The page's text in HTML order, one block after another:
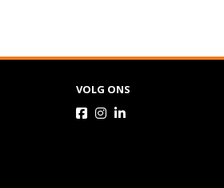
VOLG ONS